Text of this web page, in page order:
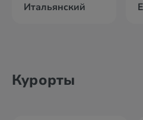
Итальянский
Курорты